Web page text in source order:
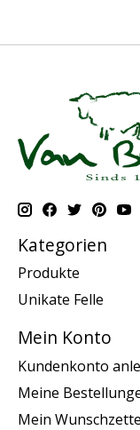
Kategorien
Produkte
Unikate Felle
Mein Konto
Kundenkonto
Meine
Mein